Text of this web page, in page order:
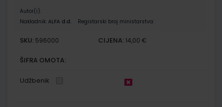
Autor(i):
Nakladnik: ALFA d.d. Registarski broj ministarstva:
SKU: 596000 CIJENA: 14,00 €
ŠIFRA OMOTA:
Udžbenik